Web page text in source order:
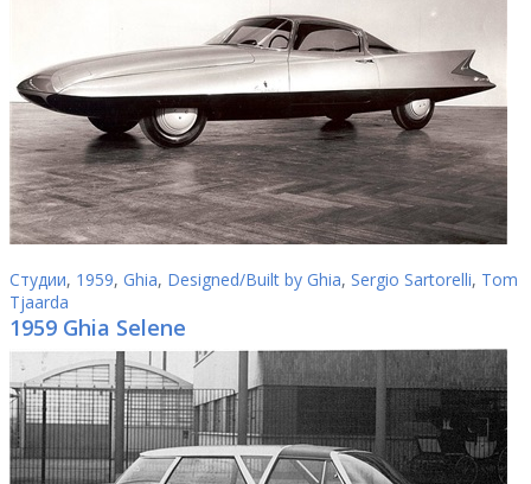
Студии, 1959, Ghia, Designed/Built by Ghia, Sergio Sartorelli, Tom
Tjaarda
1959 Ghia Selene